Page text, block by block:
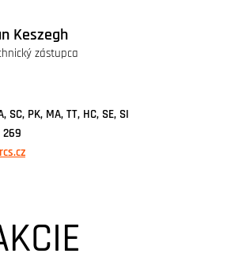
Keszegh
zástupca
SC, PK, MA, TT, HC, SE, SI
269